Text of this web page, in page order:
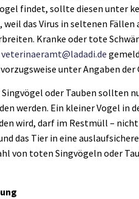
findet, sollte diesen unter
das Virus in seltenen Fällen
Kranke oder tote
veterinaeramt@ladadi.de
unter Angaben
oder Tauben sollten
werden. Ein kleiner Vogel in
wird, darf im Restmüll –
das Tier in eine
von toten Singvögeln oder